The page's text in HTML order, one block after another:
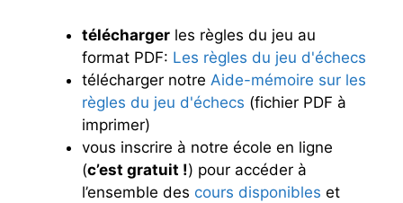
télécharger les règles du jeu au
format PDF: Les règles du jeu d'échecs
télécharger notre Aide-mémoire sur les
règles du jeu d'échecs (fichier PDF à
imprimer)
vous inscrire à notre école en ligne
(c’est gratuit !) pour accéder à
l’ensemble des cours disponibles et